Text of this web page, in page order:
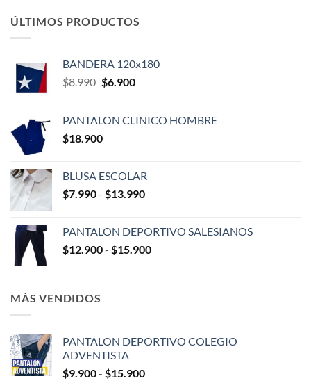
ÚLTIMOS PRODUCTOS
BANDERA 120x180
$8.990 El
era:
$8.990.
$6.900El
es:
PANTALON CLINICO HOMBRE
$18.900
BLUSA ESCOLAR
$7.990- $13.990Rango
desde
$7.990
PANTALON DEPORTIVO SALESIANOS
$12.900- $15.900Rango
$15.900
MÁS VENDIDOS
PANTALON DEPORTIVO COLEGIO
ADVENTISTA
$9.900- $15.900Rango